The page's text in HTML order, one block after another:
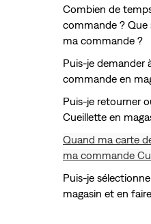
Combien de
commande ? Que
ma commande ?
Puis-je demander
commande en
Puis-je retourner
Cueillette en
Quand ma carte
ma commande
Puis-je
magasin et en